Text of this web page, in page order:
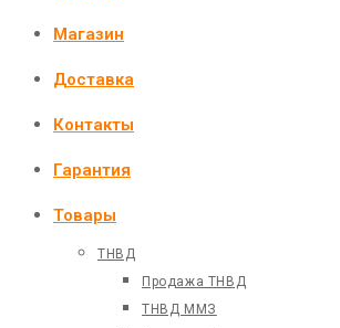
Магазин
Доставка
Контакты
Гарантия
Товары
ТНВД
Продажа ТНВД
ТНВД ММЗ